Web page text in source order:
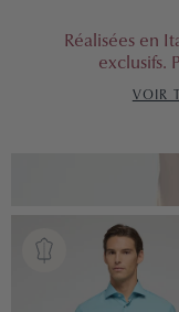
Réalisées en
exclusifs.
VOIR